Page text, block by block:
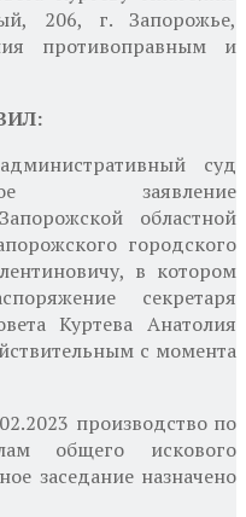
206, г. Запорожье,
противоправным и
суд
заявление
областной
городского
в котором
секретаря
Куртева Анатолия
с момента
производство по
общего искового
заседание назначено